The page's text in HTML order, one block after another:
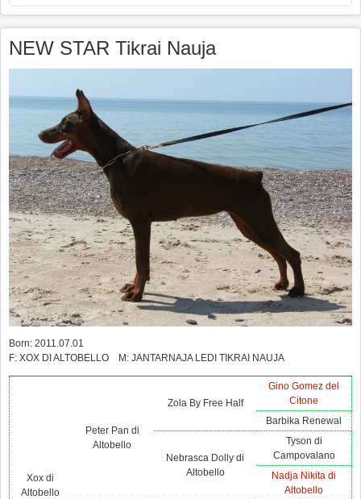
NEW STAR Tikrai Nauja
Born: 2011.07.01
F: XOX DI ALTOBELLO M: JANTARNAJA LEDI TIKRAI NAUJA
Xox di
Altobello
Peter Pan di
Altobello
Zola By Free Half
Gino Gomez del
Citone
Barbika Renewal
Nebrasca Dolly di
Altobello
Tyson di
Campovalano
Nadja Nikita di
Altobello